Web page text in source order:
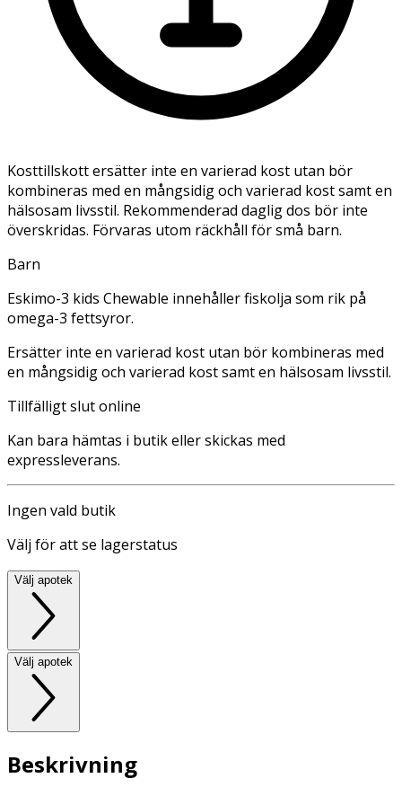
Kosttillskott ersätter inte en varierad kost utan bör
kombineras med en mångsidig och varierad kost samt en
hälsosam livsstil. Rekommenderad daglig dos bör inte
överskridas. Förvaras utom räckhåll för små barn.
Barn
Eskimo-3 kids Chewable innehåller fiskolja som rik på
omega-3 fettsyror.
Ersätter inte en varierad kost utan bör kombineras med
en mångsidig och varierad kost samt en hälsosam livsstil.
Tillfälligt slut online
Kan bara hämtas i butik eller skickas med
expressleverans.
Ingen vald butik
Välj för att se lagerstatus
Välj apotek
Välj apotek
Beskrivning